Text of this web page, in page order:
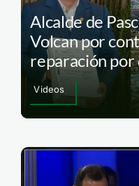
Alcalde de
Volcan por
reparación por
Videos